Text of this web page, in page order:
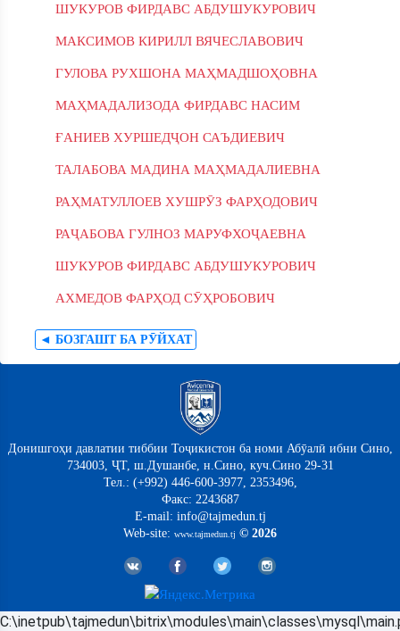
ШУКУРОВ ФИРДАВС АБДУШУКУРОВИЧ
МАКСИМОВ КИРИЛЛ ВЯЧЕСЛАВОВИЧ
ГУЛОВА РУХШОНА МАҲМАДШОҲОВНА
МАҲМАДАЛИЗОДА ФИРДАВС НАСИМ
ҒАНИЕВ ХУРШЕДҶОН САЪДИЕВИЧ
ТАЛАБОВА МАДИНА МАҲМАДАЛИЕВНА
РАҲМАТУЛЛОЕВ ХУШРӮЗ ФАРҲОДОВИЧ
РАҶАБОВА ГУЛНОЗ МАРУФХОҶАЕВНА
ШУКУРОВ ФИРДАВС АБДУШУКУРОВИЧ
АХМЕДОВ ФАРҲОД СӮҲРОБОВИЧ
◄ БОЗГАШТ БА РӮЙХАТ
Донишгоҳи давлатии тиббии Тоҷикистон ба номи Абӯалӣ ибни Сино,
734003, ҶТ, ш.Душанбе, н.Сино, куч.Сино 29-31
Тел.: (+992) 446-600-3977, 2353496,
Факс: 2243687
E-mail: info@tajmedun.tj
Web-site: www.tajmedun.tj © 2026